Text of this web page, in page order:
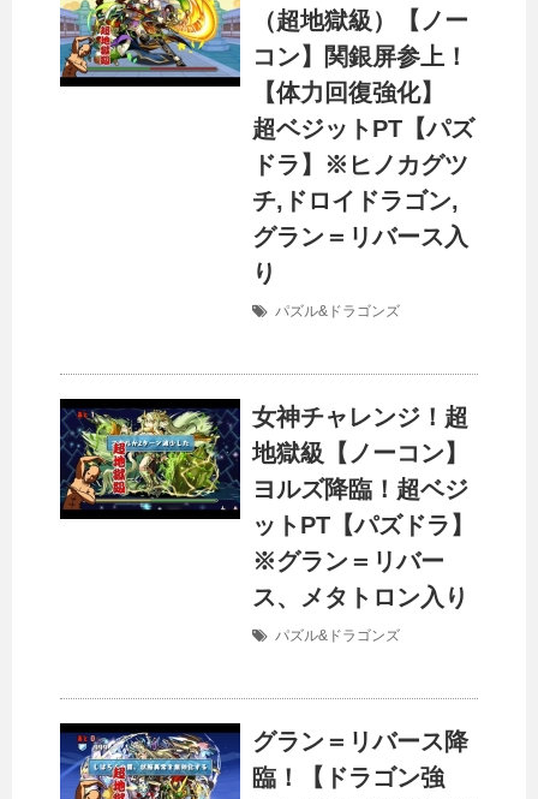
（超地獄級）【ノー
コン】関銀屏参上！
【体力回復強化】
超ベジットPT【パズ
ドラ】※ヒノカグツ
チ,ドロイドラゴン,
グラン＝リバース入
り
パズル&ドラゴンズ
女神チャレンジ！超
地獄級【ノーコン】
ヨルズ降臨！超ベジ
ットPT【パズドラ】
※グラン＝リバー
ス、メタトロン入り
パズル&ドラゴンズ
グラン＝リバース降
臨！【ドラゴン強